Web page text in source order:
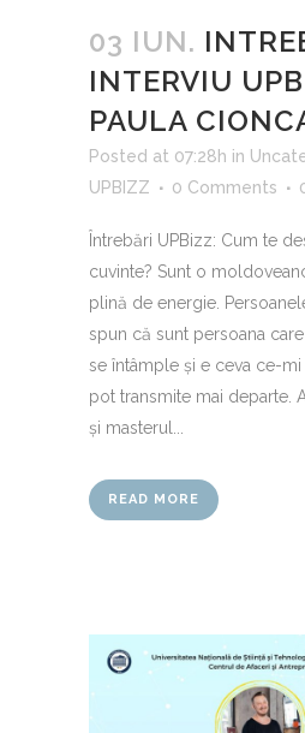
03 IUN.
INTERVIU
PAULA
Posted at 07:28h in
UPBIZZ
0 Comments
Întrebări UPBizz: Cum te
cuvinte? Sunt o
plină de energie.
spun că sunt persoana
se întâmple și e ceva ce-
pot transmite mai departe.
și masterul...
READ MORE